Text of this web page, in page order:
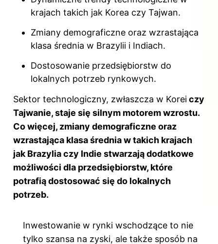
krajach takich jak Korea czy Tajwan.
Zmiany demograficzne oraz wzrastająca
klasa średnia w Brazylii i Indiach.
Dostosowanie przedsiębiorstw do
lokalnych potrzeb rynkowych.
Sektor technologiczny, zwłaszcza w Koreiczy
Tajwanie, staje się silnym motorem wzrostu.
Co więcej, zmiany demograficzne oraz
wzrastająca klasa średnia w takich krajach
jak Brazylia czy Indie stwarzają dodatkowe
możliwości dla przedsiębiorstw, które
potrafią dostosować się do lokalnych
potrzeb.
Inwestowanie w rynki wschodzące to nie
tylko szansa na zyski, ale także sposób na